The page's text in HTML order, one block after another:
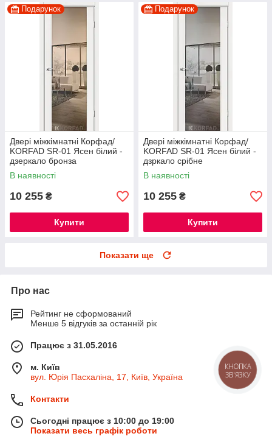
Подарунок
Двері міжкімнатні Корфад/
KORFAD SR-01 Ясен білий -
дзеркало бронза
В наявності
10 255 ₴
Купити
Подарунок
Двері міжкімнатні Корфад/
KORFAD SR-01 Ясен білий -
дзркало срібне
В наявності
10 255 ₴
Купити
Показати ще
Про нас
Рейтинг не сформований
Менше 5 відгуків за останній рік
Працює з 31.05.2016
м. Київ
вул. Юрія Пасхаліна, 17, Київ, Україна
Контакти
Сьогодні працює з 10:00 до 19:00
Показати весь графік роботи
КНОПКА
ЗВ'ЯЗКУ